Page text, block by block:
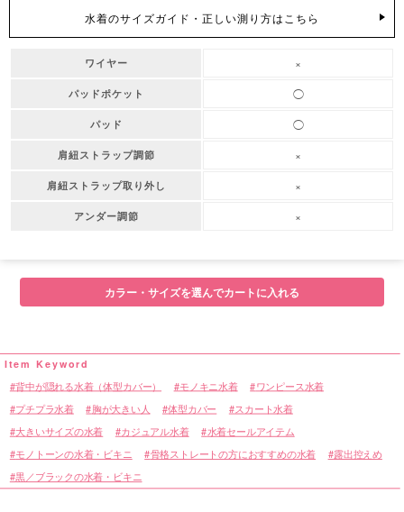
水着のサイズガイド・正しい測り方はこちら
ワイヤー ×
パッドポケット ◯
パッド ◯
肩紐ストラップ調節 ×
肩紐ストラップ取り外し ×
アンダー調節 ×
カラー・サイズを選んでカートに入れる
背中が隠れる水着（体型カバー） モノキニ水着 ワンピース水着
プチプラ水着 胸が大きい人 体型カバー スカート水着
大きいサイズの水着 カジュアル水着
水着セールアイテム
モノトーンの水着・ビキニ
骨格ストレートの方におすすめの水着
露出控えめ
黒／ブラックの水着・ビキニ